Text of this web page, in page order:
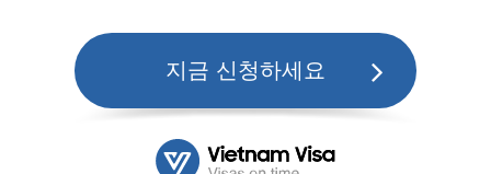
지금 신청하세요